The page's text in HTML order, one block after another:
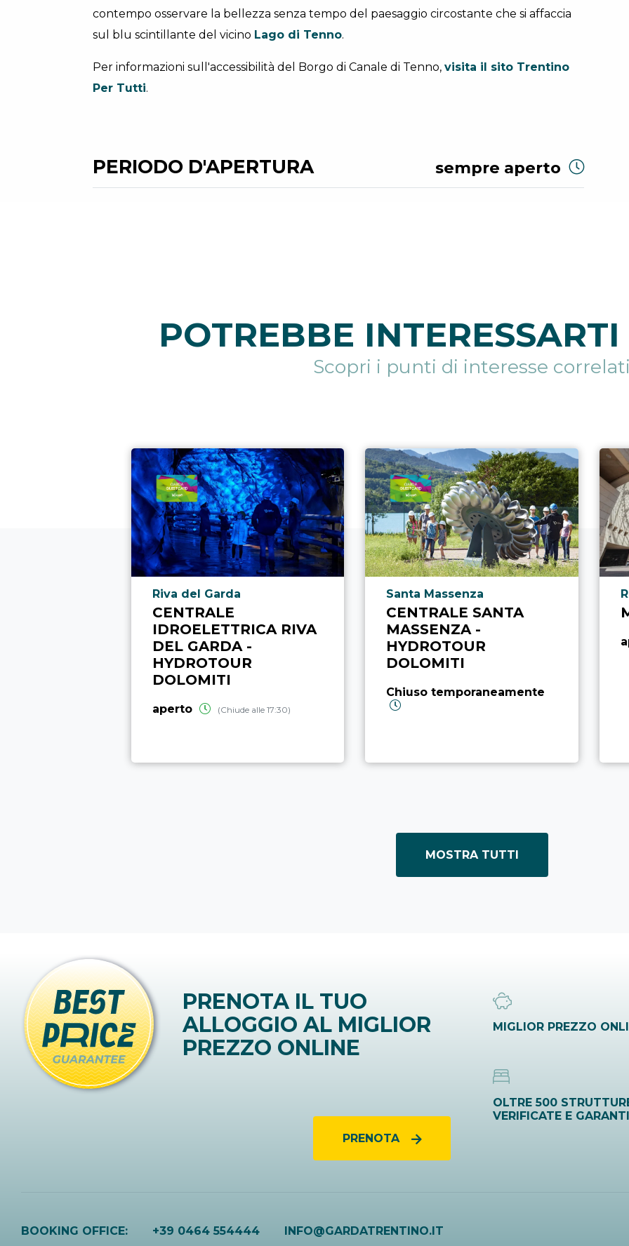
contempo osservare la bellezza senza tempo del paesaggio circostante che si affaccia
sul blu scintillante del vicino Lago di Tenno.
Per informazioni sull'accessibilità del Borgo di Canale di Tenno, visita il sito Trentino
Per Tutti.
PERIODO D'APERTURA sempre aperto
POTREBBE
Scopri i punti di interesse correlati
Località punto di interesse
Riva del Garda
CENTRALE
IDROELETTRICA RIVA
DEL GARDA -
HYDROTOUR
DOLOMITI
aperto (Chiude alle 17:30)
Località punto di interesse
Santa Massenza
CENTRALE SANTA
MASSENZA -
HYDROTOUR
DOLOMITI
Chiuso temporaneamente
MOSTRA TUTTI
PRENOTA IL TUO
ALLOGGIO AL MIGLIOR
PREZZO ONLINE
PRENOTA
MIGLIOR PREZZO
OLTRE 500
VERIFICATE E
BOOKING OFFICE: +39 0464 554444 INFO@GARDATRENTINO.IT